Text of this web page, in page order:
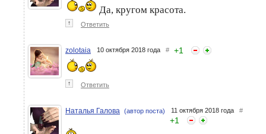
Да, кругом красота.
↑ Ответить
zolotaia 10 октября 2018 года # +1
↑ Ответить
Наталья Галова (автор поста) 11 октября 2018 года #
+1